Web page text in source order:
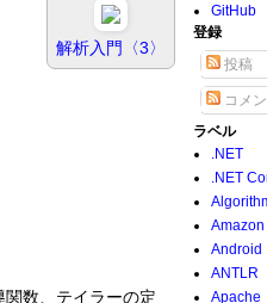
解析入門〈3〉
数、テイラーの定
GitHub
登録
投稿
コメン
ラベル
.NET
.NET
Amazon
Android
ANTLR
Apache